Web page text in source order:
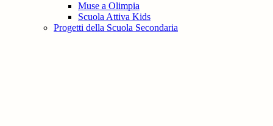
Muse a Olimpia
Scuola Attiva Kids
Progetti della Scuola Secondaria